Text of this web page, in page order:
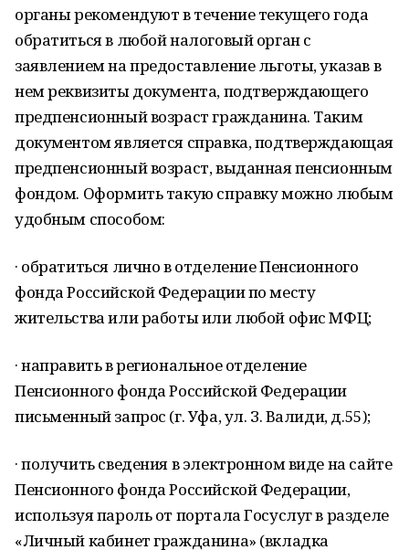
органы рекомендуют в течение текущего года
обратиться в любой налоговый орган с
заявлением на предоставление льготы, указав в
нем реквизиты документа, подтверждающего
предпенсионный возраст гражданина. Таким
документом является справка, подтверждающая
предпенсионный возраст, выданная пенсионным
фондом. Оформить такую справку можно любым
удобным способом:
· обратиться лично в отделение Пенсионного
фонда Российской Федерации по месту
жительства или работы или любой офис МФЦ;
· направить в региональное отделение
Пенсионного фонда Российской Федерации
письменный запрос (г. Уфа, ул. З. Валиди, д.55);
· получить сведения в электронном виде на сайте
Пенсионного фонда Российской Федерации,
используя пароль от портала Госуслуг в разделе
«Личный кабинет гражданина» (вкладка